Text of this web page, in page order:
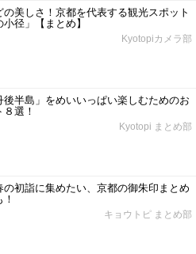
の美しさ！京都を代表する観光スポット
径」【まとめ】
Kyotopiカメラ部
後半島」をめいいっぱい楽しむためのお
選！
Kyotopi まとめ部
の初詣に集めたい、京都の御朱印まとめ
キョウトピ まとめ部